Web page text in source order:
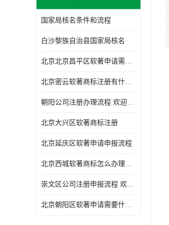
国家局核名条件和流程
白沙黎族自治县国家局核名
北京北京昌平区软著申请需要什么条件 软件著作权 欢迎电话咨询
北京密云软著商标注册有什么要求 软件著作权 欢迎电话咨询
朝阳公司注册办理流程 欢迎电话咨询
北京大兴区软著商标注册
北京延庆区软著申请申报流程
北京西城软著商标怎么办理流程 欢迎电话咨询
崇文区公司注册申报流程 欢迎电话咨询
北京朝阳区软著申请需要什么条件 欢迎电话咨询